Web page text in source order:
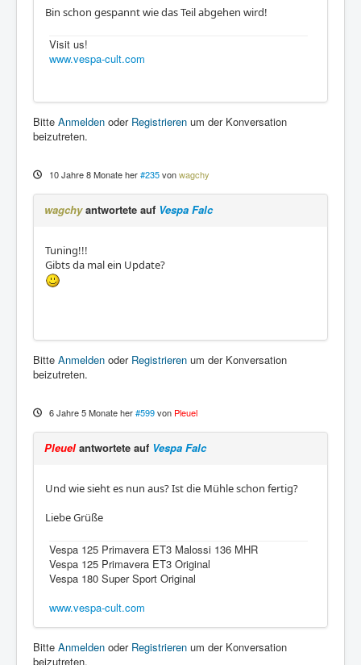
Bin schon gespannt wie das Teil abgehen wird!
Visit us!
www.vespa-cult.com
Bitte Anmelden oder Registrieren um der Konversation
beizutreten.
10 Jahre 8 Monate her #235 vonwagchy
wagchyantwortete auf Vespa Falc
Tuning!!!
Gibts da mal ein Update?
Bitte Anmelden oder Registrieren um der Konversation
beizutreten.
6 Jahre 5 Monate her #599 von Pleuel
Pleuel antwortete auf Vespa Falc
Und wie sieht es nun aus? Ist die Mühle schon fertig?
Liebe Grüße
Vespa 125 Primavera ET3 Malossi 136 MHR
Vespa 125 Primavera ET3 Original
Vespa 180 Super Sport Original
www.vespa-cult.com
Bitte Anmelden oder Registrieren um der Konversation
beizutreten.